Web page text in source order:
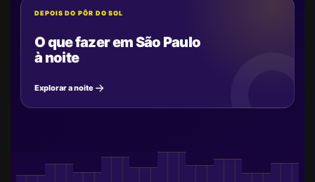
DEPOIS DO PÔR DO SOL
O que fazer em São Paulo
à noite
Explorar a noite